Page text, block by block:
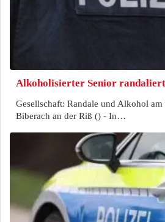
Alkoholisierter Senior
Gesellschaft: Randale und Alkohol am
Biberach an der Riß () - In…